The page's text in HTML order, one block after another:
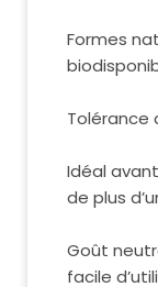
Formes
Tolérance
Idéal
de plus
Goût
facile